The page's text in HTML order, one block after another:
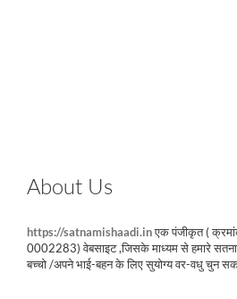
About Us
https://satnamishaadi.inएक पंजीकृत (
0002283) वेबसाइट ,जिसके माध्यम से हमारे
बच्चो /अपने भाई-बहन के लिए सुयोग्य वर-वधु चुन